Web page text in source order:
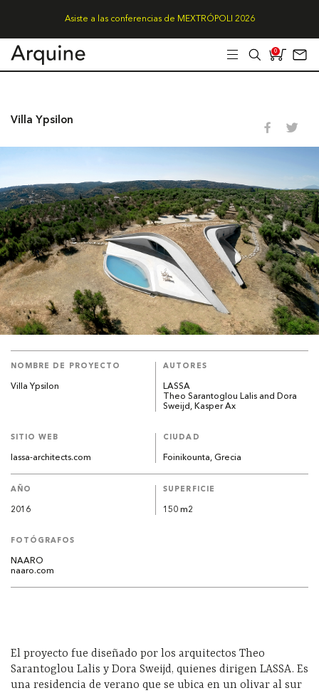
Asiste a las conferencias de MEXTRÓPOLI 2026
0
Villa Ypsilon
NOMBRE DE PROYECTO
Villa Ypsilon
AUTORES
LASSA
Theo Sarantoglou Lalis and Dora
Sweijd, Kasper Ax
SITIO WEB
lassa-architects.com
CIUDAD
Foinikounta, Grecia
AÑO
2016
SUPERFICIE
150 m2
FOTÓGRAFOS
NAARO
naaro.com
El proyecto fue diseñado por los arquitectos Theo
Sarantoglou Lalis y Dora Sweijd, quienes dirigen LASSA. Es
una residencia de verano que se ubica en un olivar al sur